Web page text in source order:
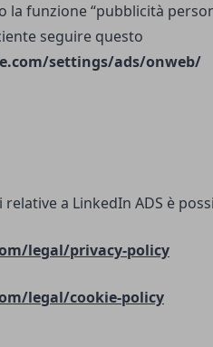
funzione “pubblicità
seguire questo
settings/ads/onweb/
a LinkedIn ADS è
legal/privacy-policy
legal/cookie-policy